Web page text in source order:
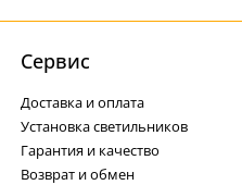
Cервис
Доставка и оплата
Установка светильников
Гарантия и качество
Возврат и обмен